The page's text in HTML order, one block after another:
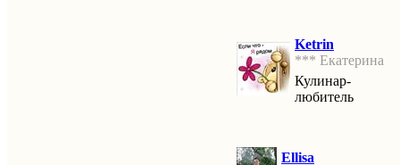
Ketrin
*** Екатерина
Кулинар-
любитель
Ellisa